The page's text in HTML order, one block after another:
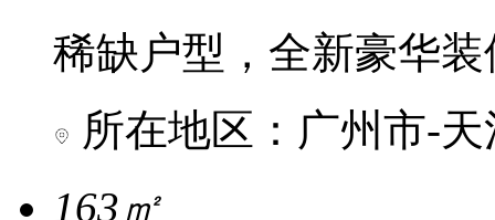
稀缺户型，全新豪华
所在地区：广州市-
163㎡